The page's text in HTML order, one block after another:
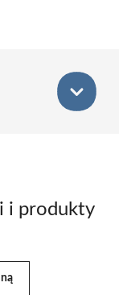
i produkty